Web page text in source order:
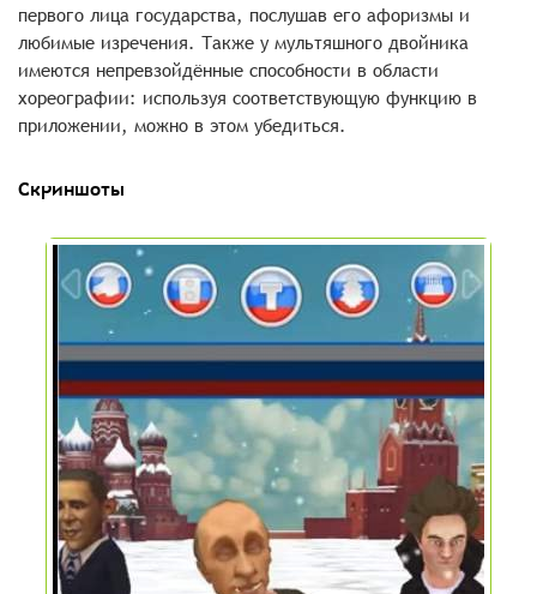
первого лица государства, послушав его афоризмы и
любимые изречения. Также у мультяшного двойника
имеются непревзойдённые способности в области
хореографии: используя соответствующую функцию в
приложении, можно в этом убедиться.
Скриншоты